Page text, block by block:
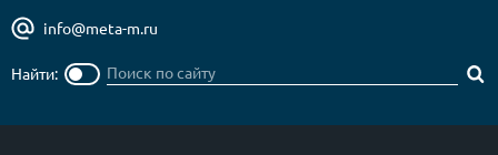
info@meta-m.ru
Найти: